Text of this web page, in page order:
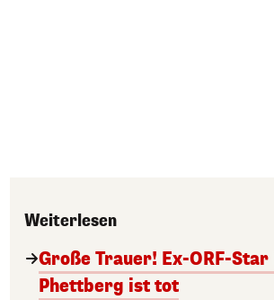
Weiterlesen
Große Trauer! Ex-ORF-
Phettberg ist tot